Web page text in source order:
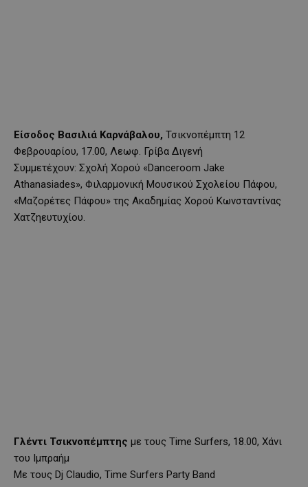
Είσοδος Βασιλιά Καρνάβαλου, Τσικνοπέμπτη 12
Φεβρουαρίου, 17.00, Λεωφ. Γρίβα Διγενή
Συμμετέχουν: Σχολή Χορού «Danceroom Jake
Athanasiades», Φιλαρμονική Μουσικού Σχολείου Πάφου,
«Μαζορέτες Πάφου» της Ακαδημίας Χορού Κωνσταντίνας
Χατζηευτυχίου.
Γλέντι Τσικνοπέμπτης με τους Time Surfers, 18.00, Χάνι
του Ιμπραήμ
Με τους Dj Claudio, Time Surfers Party Band